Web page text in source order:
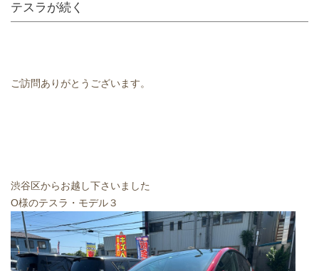
テスラが続く
ご訪問ありがとうございます。
渋谷区からお越し下さいました
O様のテスラ・モデル３